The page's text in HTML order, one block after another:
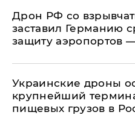
​Дрон РФ со
заставил Германию
защиту аэропортов
Украинские дроны
крупнейший
пищевых грузов в